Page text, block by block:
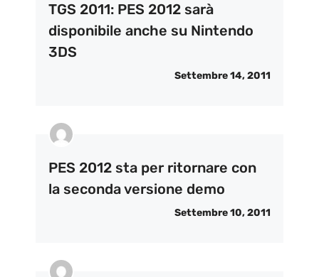
TGS 2011: PES 2012 sarà
disponibile anche su Nintendo
3DS
Settembre 14, 2011
PES 2012 sta per ritornare con
la seconda versione demo
Settembre 10, 2011